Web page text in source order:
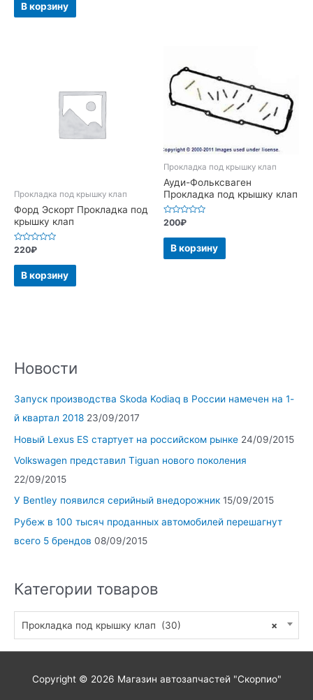
Новости
Запуск производства Skoda Kodiaq в России намечен на 1-
й квартал 2018 23/09/2017
Новый Lexus ES стартует на российском рынке 24/09/2015
Volkswagen представил Tiguan нового поколения
22/09/2015
У Bentley появился серийный внедорожник 15/09/2015
Рубеж в 100 тысяч проданных автомобилей перешагнут
всего 5 брендов 08/09/2015
Категории товаров
×
Прокладка под крышку клап (30)
В корзину
Прокладка под крышку клап
Форд Эскорт Прокладка под
крышку клап
Оценка
0
из
220₽
В корзину
Прокладка под крышку клап
Ауди-Фольксваген
Прокладка под крышку клап
Оценка
из
200₽
В корзину
Copyright © 2026 Магазин автозапчастей "Скорпио"